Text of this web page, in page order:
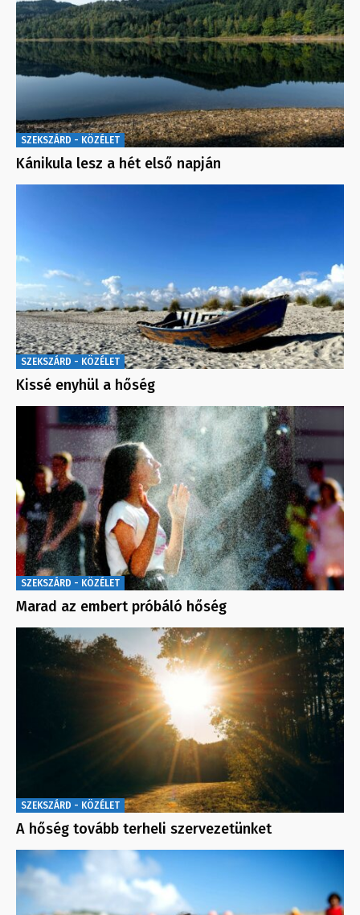
SZEKSZÁRD - KÖZÉLET
Kánikula lesz a hét első napján
SZEKSZÁRD - KÖZÉLET
Kissé enyhül a hőség
SZEKSZÁRD - KÖZÉLET
Marad az embert próbáló hőség
SZEKSZÁRD - KÖZÉLET
A hőség tovább terheli szervezetünket